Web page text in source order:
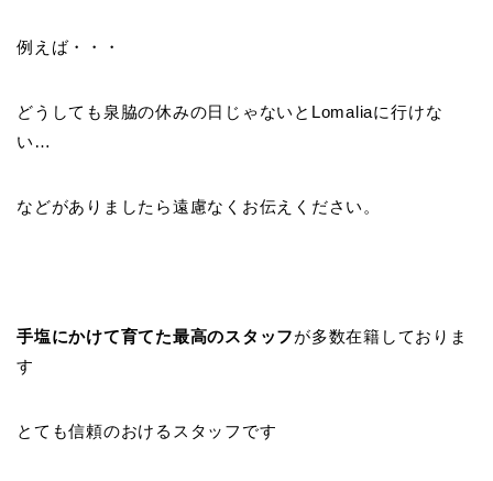
例えば・・・
どうしても泉脇の休みの日じゃないとLomaliaに行けな
い…
などがありましたら遠慮なくお伝えください。
手塩にかけて育てた最高のスタッフが多数在籍しておりま
す
とても信頼のおけるスタッフです